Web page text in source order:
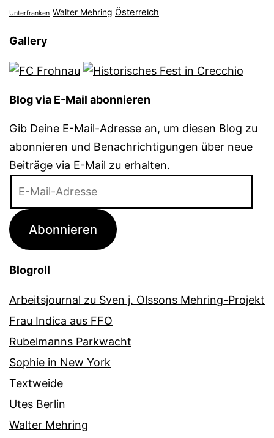
Unterfranken Walter Mehring Österreich
Gallery
Blog via E-Mail abonnieren
Gib Deine E-Mail-Adresse an, um diesen Blog zu
abonnieren und Benachrichtigungen über neue
Beiträge via E-Mail zu erhalten.
Adresse
Abonnieren
Blogroll
Arbeitsjournal zu Sven j. Olssons Mehring-Projekt
Frau Indica aus FFO
Rubelmanns Parkwacht
Sophie in New York
Textweide
Utes Berlin
Walter Mehring